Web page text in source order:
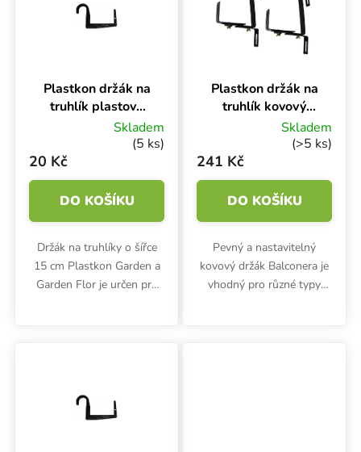
Plastkon držák na
truhlík plastový
Universal
Antracit, 15 cm na
Skladem
(5 ks)
20 Kč
DO KOŠÍKU
Držák na truhlíky o šířce
15 cm Plastkon Garden a
Garden Flor je určen pro
Plastkon držák na
truhlík kovový
BalconeraSkladem
(>5 ks)
241 Kč
DO KOŠÍKU
Pevný a nastavitelný
kovový držák Balconera je
vhodný pro různé typy